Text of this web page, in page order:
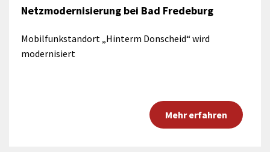
Netzmodernisierung bei Bad Fredeburg
Mobilfunkstandort „Hinterm Donscheid“ wird
modernisiert
Mehr erfahren